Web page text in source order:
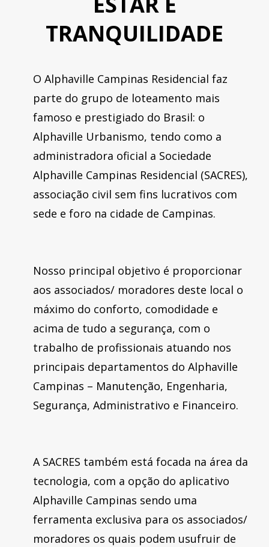
TRANQUILIDADE
O Alphaville Campinas Residencial faz
parte do grupo de loteamento mais
famoso e prestigiado do Brasil: o
Alphaville Urbanismo, tendo como a
administradora oficial a Sociedade
Alphaville Campinas Residencial (SACRES),
associação civil sem fins lucrativos com
sede e foro na cidade de Campinas.
Nosso principal objetivo é proporcionar
aos associados/ moradores deste local o
máximo do conforto, comodidade e
acima de tudo a segurança, com o
trabalho de profissionais atuando nos
principais departamentos do Alphaville
Campinas – Manutenção, Engenharia,
Segurança, Administrativo e Financeiro.
A SACRES também está focada na área da
tecnologia, com a opção do aplicativo
Alphaville Campinas sendo uma
ferramenta exclusiva para os associados/
moradores os quais podem usufruir de